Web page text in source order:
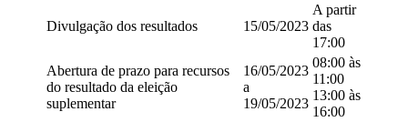
Divulgação dos resultados 15/05/2023
A partir
das
17:00
Abertura de prazo para recursos
do resultado da eleição
suplementar
16/05/2023
a
19/05/2023
08:00 às
11:00
13:00 às
16:00